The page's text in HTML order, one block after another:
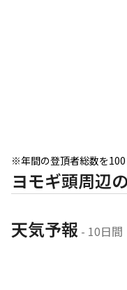
※年間の登頂者総数を
ヨモギ頭周辺
天気予報 - 10日間